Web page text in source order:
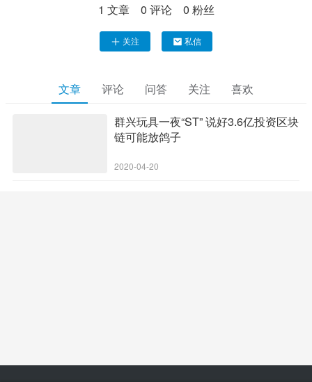
1 文章 0 评论 0 粉丝
关注 私信
文章 评论 问答 关注 喜欢
群兴玩具一夜“ST” 说好3.6亿投资区块
链可能放鸽子
2020-04-20